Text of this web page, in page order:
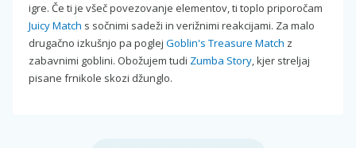
igre. Če ti je všeč povezovanje elementov, ti toplo priporočam
Juicy Match s sočnimi sadeži in verižnimi reakcijami. Za malo
drugačno izkušnjo pa poglej Goblin's Treasure Match z
zabavnimi goblini. Obožujem tudi Zumba Story, kjer streljaj
pisane frnikole skozi džunglo.